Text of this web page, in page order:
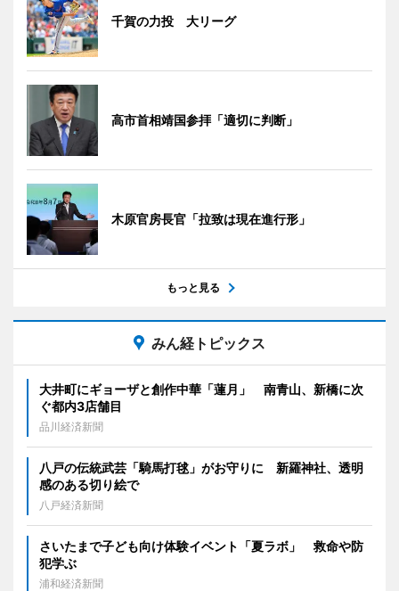
千賀の力投 大リーグ
高市首相靖国参拝「適切に判断」
木原官房長官「拉致は現在進行形」
もっと見る
みん経トピックス
大井町にギョーザと創作中華「蓮月」 南青山、新橋に次
ぐ都内3店舗目
品川経済新聞
八戸の伝統武芸「騎馬打毬」がお守りに 新羅神社、透明
感のある切り絵で
八戸経済新聞
さいたまで子ども向け体験イベント「夏ラボ」 救命や防
犯学ぶ
浦和経済新聞